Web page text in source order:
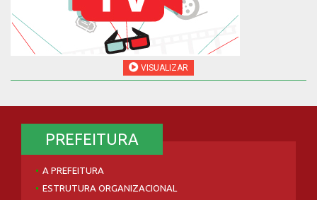
VISUALIZAR
PREFEITURA
A PREFEITURA
ESTRUTURA ORGANIZACIONAL